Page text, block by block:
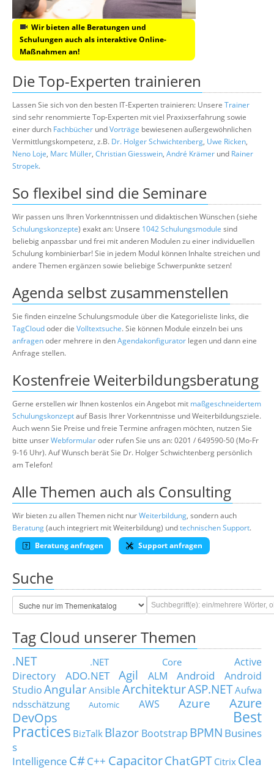
Wir bieten alle Beratungen und
Schulungen auch als interaktive Online-
Maßnahmen an!
Die Top-Experten trainieren
Lassen Sie sich von den besten IT-Experten trainieren: Unsere Trainer
sind sehr renommierte Top-Experten mit viel Praxixserfahrung sowie
einer durch Fachbücher undVorträge bewiesenen außergewöhnlichen
Vermittlungskompetenz, z.B. Dr. Holger Schwichtenberg, Uwe Ricken,
Neno Loje, Marc Müller, Christian Giesswein, André Krämer und Rainer
Stropek.
So flexibel sind die Seminare
Wir passen uns Ihren Vorkenntnissen und didaktischen Wünschen (siehe
Schulungskonzepte) exakt an: Unsere 1042 Schulungsmodule sind
beliebig anpassbar und frei mit anderen Modulen zu einer individuellen
Schulung kombinierbar! Sie in jedem Modul können Inhalte streichen und
andere Themen ergänzen sowie beliebige Schwerpunkte setzen!
Agenda selbst zusammenstellen
Sie finden einzelne Schulungsmodule über die Kategorieliste links, die
TagCloudoder die Volltextsuche. Sie können Module einzeln bei uns
anfragenoder mehrere in denAgendakonfigurator legen und dann eine
Anfrage stellen.
Kostenfreie Weiterbildungsberatung
Gerne erstellen wir Ihnen kostenlos ein Angebot mit maßgeschneidertem
Schulungskonzeptauf Basis Ihrer Vorkenntnisse und Weiterbildungsziele.
Auch wenn Sie Preise und freie Termine anfragen möchten, nutzen Sie
bitte unserWebformularoder rufen Sie uns an: 0201 / 649590-50 (Mo-Fr
9-16 Uhr). Auf Wunsch berät Sie Dr. Holger Schwichtenberg persönlich
am Telefon!
Alle Themen auch als Consulting
Wir bieten zu allen Themen nicht nurWeiterbildung, sondern auch
Beratung(auch integriert mit Weiterbildung) undtechnischen Support.
Beratung anfragen
Support anfragen
Suche
Tag Cloud unserer Themen
.NET .NET Core
Active
Directory
ADO.NET Agil ALM Android
Android
StudioAngularAnsible ArchitekturASP.NETAufwa
ndsschätzung
Automic AWS Azure
Azure
DevOps
Best
Practices BizTalk Blazor Bootstrap BPMN Busines
s
Intelligence C#C++ CapacitorChatGPT Citrix Clea